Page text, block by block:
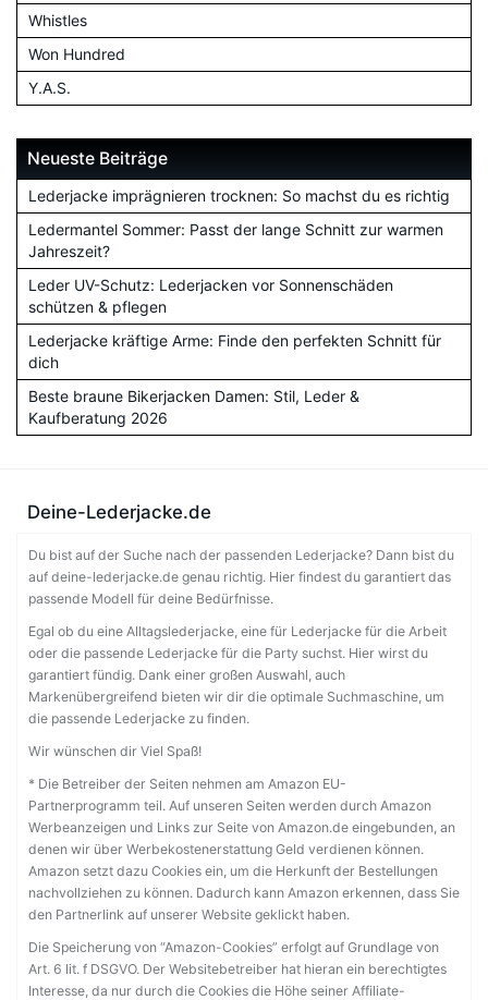
Whistles
Won Hundred
Y.A.S.
Neueste Beiträge
Lederjacke imprägnieren trocknen: So machst du es richtig
Ledermantel Sommer: Passt der lange Schnitt zur warmen
Jahreszeit?
Leder UV-Schutz: Lederjacken vor Sonnenschäden
schützen & pflegen
Lederjacke kräftige Arme: Finde den perfekten Schnitt für
dich
Beste braune Bikerjacken Damen: Stil, Leder &
Kaufberatung 2026
Deine-Lederjacke.de
Du bist auf der Suche nach der passenden Lederjacke? Dann bist du
auf deine-lederjacke.de genau richtig. Hier findest du garantiert das
passende Modell für deine Bedürfnisse.
Egal ob du eine Alltagslederjacke, eine für Lederjacke für die Arbeit
oder die passende Lederjacke für die Party suchst. Hier wirst du
garantiert fündig. Dank einer großen Auswahl, auch
Markenübergreifend bieten wir dir die optimale Suchmaschine, um
die passende Lederjacke zu finden.
Wir wünschen dir Viel Spaß!
* Die Betreiber der Seiten nehmen am Amazon EU-
Partnerprogramm teil. Auf unseren Seiten werden durch Amazon
Werbeanzeigen und Links zur Seite von Amazon.de eingebunden, an
denen wir über Werbekostenerstattung Geld verdienen können.
Amazon setzt dazu Cookies ein, um die Herkunft der Bestellungen
nachvollziehen zu können. Dadurch kann Amazon erkennen, dass Sie
den Partnerlink auf unserer Website geklickt haben.
Die Speicherung von “Amazon-Cookies” erfolgt auf Grundlage von
Art. 6 lit. f DSGVO. Der Websitebetreiber hat hieran ein berechtigtes
Interesse, da nur durch die Cookies die Höhe seiner Affiliate-